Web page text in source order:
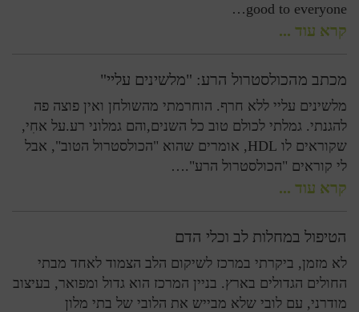
good to everyone…
קרא עוד ...
מכתב מהכולסטרול הרע: "מלשינים עליי"
מלשינים עליי ללא חרף. הוחרמתי מהשולחן ואין פוצה פה
להגנתי. גמלתי לכולם טוב כל השנים,והם גמלוני רע.על אחִי,
שקוראים לו HDL, אומרים שהוא "הכולסטרול הטוב", אבל
לי קוראים "הכולסטרול הרע".…
קרא עוד ...
הטיפול במחלות לב וכלי הדם
לא מזמן, ביקרתי במרכז לשיקום הלב הצמוד לאחד מבתי
החולים הגדולים בארץ. בניין המרכז הוא גדול ומפואר, בעיצוב
מודרני, עם לובי שלא מבייש את הלובי של בתי מלון